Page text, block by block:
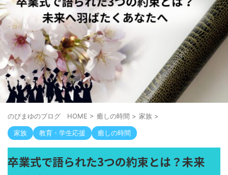
のぴまゆのブログ HOME > 癒しの時間 > 家族 >
家族 教育・学生応援 癒しの時間
卒業式で語られた3つの約束とは？未来